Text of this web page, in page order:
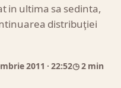
in ultima sa sedinta,
distribuţiei
2011 · 22:52◷ 2 min